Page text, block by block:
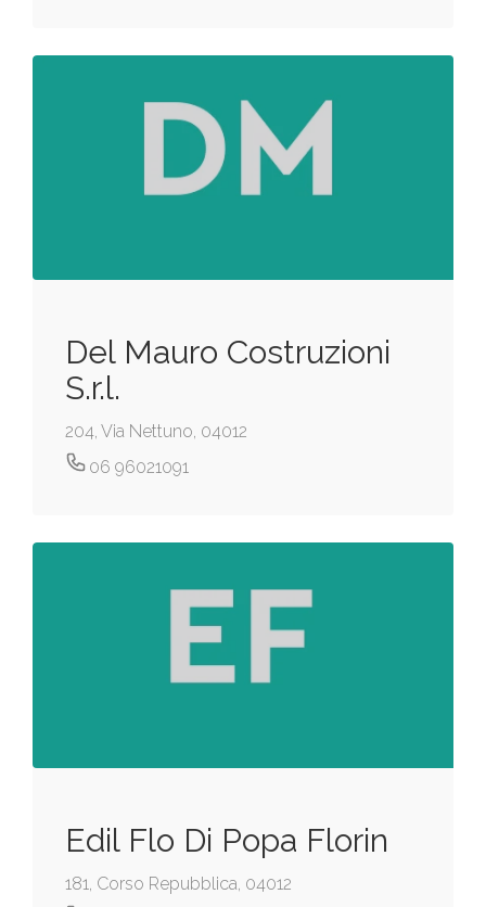
Del Mauro Costruzioni
S.r.l.
204, Via Nettuno, 04012
06 96021091
Edil Flo Di Popa Florin
181, Corso Repubblica, 04012